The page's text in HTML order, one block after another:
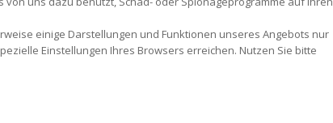
einige Darstellungen und Funktionen unseres Angebots nur
Einstellungen Ihres Browsers erreichen. Nutzen Sie bitte